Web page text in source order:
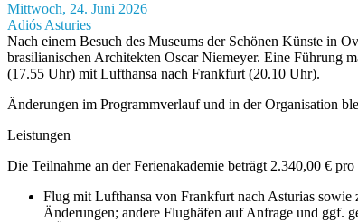
Mittwoch, 24. Juni 2026
Adiós Asturies
Nach einem Besuch des Museums der Schönen Künste in
brasilianischen Architekten Oscar Niemeyer. Eine Führung
(17.55 Uhr) mit Lufthansa nach Frankfurt (20.10 Uhr).
Änderungen im Programmverlauf und in der Organisation
Leistungen
Die Teilnahme an der Ferienakademie beträgt 2.340,00 €
Flug mit Lufthansa von Frankfurt nach Asturias
Änderungen; andere Flughäfen auf Anfrage und ggf.